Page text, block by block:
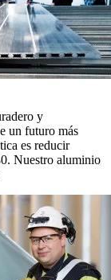
y
un futuro más
es reducir
Nuestro aluminio